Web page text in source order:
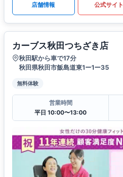
店舗情報 公式サイト
カーブス秋田つちざき店
秋田駅から車で17分
秋田県秋田市飯島道東1ー1ー35
無料体験
営業時間
平日 10:00〜13:00